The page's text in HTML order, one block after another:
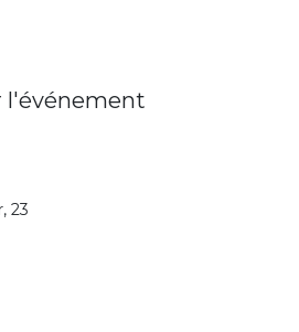
l'événement
23